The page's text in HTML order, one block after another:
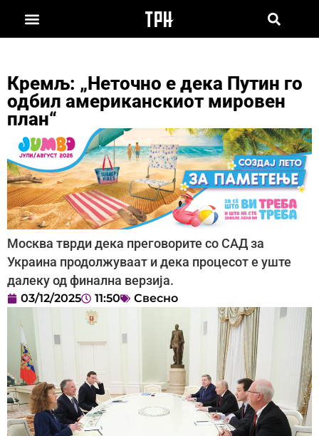
Кремљ: „Неточно е дека Путин го
одбил американскиот мировен
план“
Москва тврди дека преговорите со САД за
Украина продолжуваат и дека процесот е уште
далеку од финална верзија.
03/12/2025 11:50 Свесно